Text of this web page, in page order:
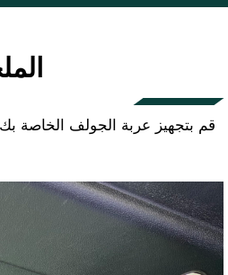
قم بتجهيز عربة الجولف الخاصة